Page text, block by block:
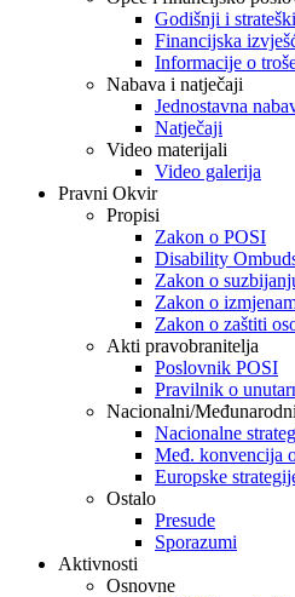
Godišnji i
Financijska
Informacije o
Nabava i natječaji
Jednostavna
Natječaji
Video materijali
Video galerija
Pravni Okvir
Propisi
Zakon o POSI
Disability
Zakon o
Zakon o
Zakon o zaštiti
Akti pravobranitelja
Poslovnik POSI
Pravilnik o
Nacionalni/
Nacionalne
Međ. konvencija
Europske
Ostalo
Presude
Sporazumi
Aktivnosti
Osnovne